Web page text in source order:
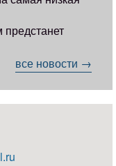
все новости →